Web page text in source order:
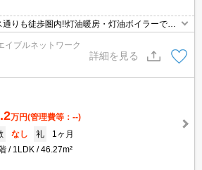
りも徒歩圏内!!灯油暖房・灯油ボイラーで毎
ます☆インターネット無料・システムキッチ
イブルネットワーク
詳細を見る
万円(管理費等：--)
なし 礼
1ヶ月
1LDK 46.27m²